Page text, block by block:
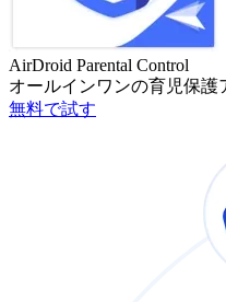
AirDroid Parental Control
オールインワンの育児保護
無料で試す